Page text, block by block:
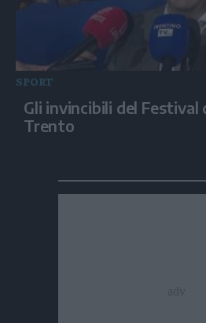
SPORT
Gli invincibili del Festival
Trento